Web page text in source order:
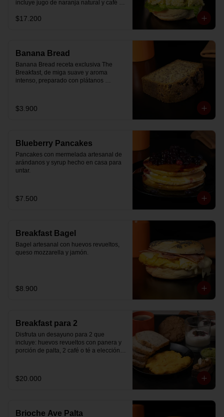
incluye jugo de naranja natural y café o
$17.200
Banana Bread
Banana Bread receta exclusiva The
Breakfast, de miga suave y aroma
intenso, preparado con plátanos
$3.900
Blueberry Pancakes
Pancakes con mermelada artesanal de
arándanos y syrup hecho en casa para
untar.
$7.500
Breakfast Bagel
Bagel artesanal con huevos revueltos,
queso mozzarella y jamón.
$8.900
Breakfast para 2
Disfruta un desayuno para 2 que
incluye: huevos revueltos con panera y
porción de palta, 2 café o té a elección, 2
hecha en casa, un mini brownie y galleta
de avena para compartir.
$20.000
Brioche Ave Palta